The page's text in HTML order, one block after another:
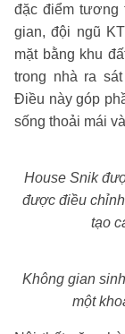
đặc điểm tương
gian, đội ngũ
mặt bằng khu
trong nhà ra
Điều này góp
sống thoải mái
House Snik
được điều
tạo
Không gian
một